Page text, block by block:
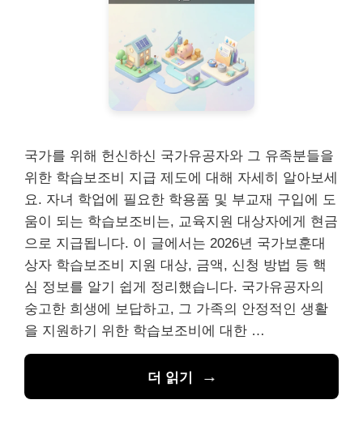
국가를 위해 헌신하신 국가유공자와 그 유족분들을
위한 학습보조비 지급 제도에 대해 자세히 알아보세
요. 자녀 학업에 필요한 학용품 및 부교재 구입에 도
움이 되는 학습보조비는, 교육지원 대상자에게 현금
으로 지급됩니다. 이 글에서는 2026년 국가보훈대
상자 학습보조비 지원 대상, 금액, 신청 방법 등 핵
심 정보를 알기 쉽게 정리했습니다. 국가유공자의
숭고한 희생에 보답하고, 그 가족의 안정적인 생활
을 지원하기 위한 학습보조비에 대한 …
더 읽기